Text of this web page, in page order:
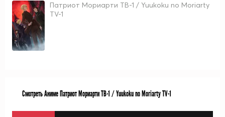
Патриот Мориарти ТВ-1 / Yuukoku no Moriarty
TV-1
Смотреть Аниме Патриот Мориарти ТВ-1 / Yuukoku no Moriarty TV-1